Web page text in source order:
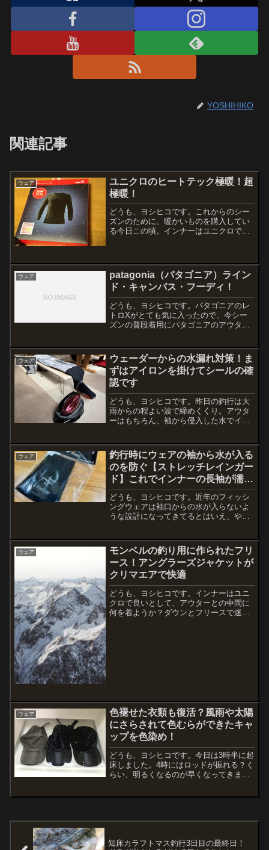
YOSHIHIKO
関連記事
ウェア
ユニクロのヒートテック極暖！超
極暖！
どうも、ヨシヒコです。これからのシー
ズンのために、暖かいものを購入してい
る今日この頃。インナーはユニクロでい
インナーも買ってみました。...
ウェア
patagonia（パタゴニア）ライン
ド・キャンバス・フーディ！
どうも、ヨシヒコです。パタゴニアのレ
トロXがとても気に入ったので、今シー
ズンの普段着用にパタゴニアのアウター
ン用品、アウトドア用品、軍用品、衣料
品の製造販売を手...
ウェア
ウェーダーからの水漏れ対策！ま
ずはアイロンを掛けてシールの確
認です
どうも、ヨシヒコです。昨日の釣行は大
雨からの程よい波で締めくくり。アウタ
ーはもちろん、袖から侵入した水でイン
いとダメ！そこまで「水漏れ」ではない
んだけどウェーダーを脱ぐと...
ウェア
釣行時にウェアの袖から水が入る
のを防ぐ【ストレッチレインガー
ド】これでインナーの長袖が濡れ
るストレスから解放か？
どうも、ヨシヒコです。近年のフィッシ
ングウェアは袖口からの水が入らないよ
うな設計になってきてるとはいえ、やっ
も勝手に乾くから気にならないけど、寒
くなってアウターを着るよ...
ウェア
モンベルの釣り用に作られたフリ
ース！アングラーズジャケットが
クリマエアで快適
どうも、ヨシヒコです。インナーはユニ
クロで良いとして、アウターとの中間に
何を着ようか？ダウンとフリースで迷う
ウェア
色褪せた衣類も復活？風雨や太陽
にさらされて色むらができたキャ
ップを色染め！
どうも、ヨシヒコです。今日は3時半に起
床しました。4時にはロッドが振れる？く
らい、明るくなるのが早くなってきまし
知床カラフトマス釣行3日目の最終日！